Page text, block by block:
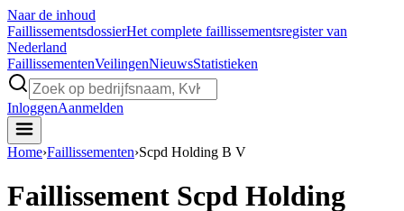
Naar de inhoud
FaillissementsdossierHet complete faillissementsregister van
Nederland
FaillissementenVeilingenNieuwsStatistieken
InloggenAanmelden
Home›Faillissementen›Scpd Holding B V
Faillissement Scpd Holding